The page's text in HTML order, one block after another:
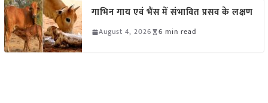
गाभिन गाय एवं भैंस में संभावित प्रसव के लक्षण
August 4, 2026 6 min read